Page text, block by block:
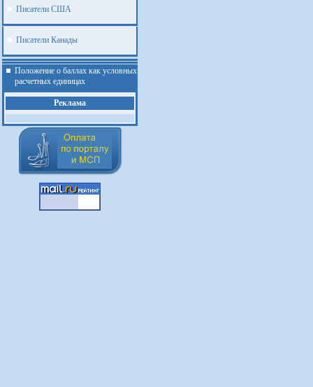
Писатели США
Писатели Канады
Положение о баллах как условных
расчетных единицах
Реклама